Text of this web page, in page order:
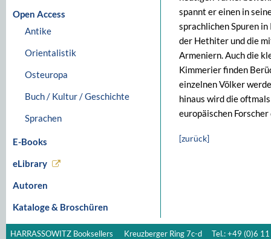
Open Access
Antike
Orientalistik
Osteuropa
Buch / Kultur / Geschichte
Sprachen
E-Books
eLibrary
Autoren
Kataloge & Broschüren
spannt er einen in
sprachlichen Spuren
der Hethiter und die
Armeniern. Auch die
Kimmerier finden
einzelnen Völker
hinaus wird die
europäischen
[zurück]
HARRASSOWITZ Booksellers
Kreuzberger Ring 7c-d
Tel.: +49 (0)6